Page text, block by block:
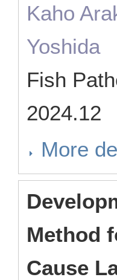
Kaho
Yoshida
Fish
2024.12
More
Method
Cause